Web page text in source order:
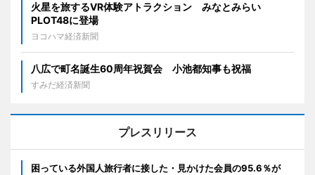
火星を旅するVR体験アトラクション みなとみらい
PLOT48に登場
ヨコハマ経済新聞
八広で町名誕生60周年祝賀会 小池都知事も祝福
すみだ経済新聞
プレスリリース
困っている外国人旅行者に接した・見かけた会員の95.6％が